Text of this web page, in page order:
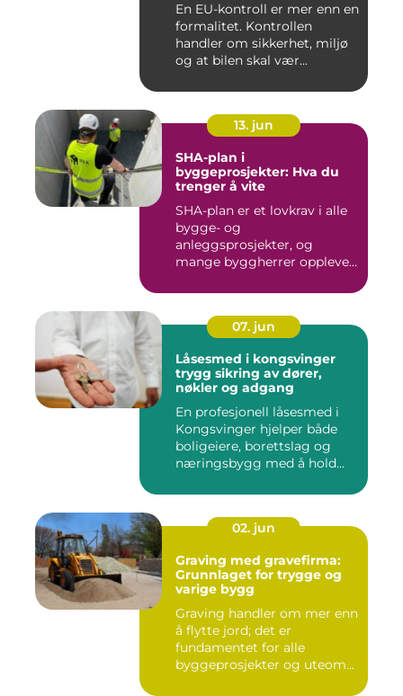
En EU-kontroll er mer enn en
formalitet. Kontrollen
handler om sikkerhet, miljø
og at bilen skal vær...
13. jun
SHA-plan i
byggeprosjekter: Hva du
trenger å vite
SHA-plan er et lovkrav i alle
bygge- og
anleggsprosjekter, og
mange byggherrer opplever
07. jun
Låsesmed i kongsvinger
trygg sikring av dører,
nøkler og adgang
En profesjonell låsesmed i
Kongsvinger hjelper både
boligeiere, borettslag og
næringsbygg med å hold...
02. jun
Graving med gravefirma:
Grunnlaget for trygge og
varige bygg
Graving handler om mer enn
å flytte jord; det er
fundamentet for alle
byggeprosjekter og uteom...